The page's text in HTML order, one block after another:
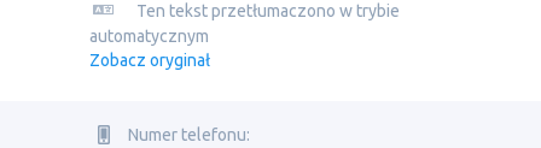
Ten tekst przetłumaczono w trybie
automatycznym
Zobacz oryginał
Numer telefonu: